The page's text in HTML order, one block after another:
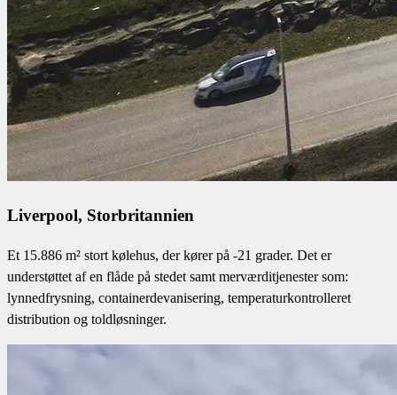
Liverpool, Storbritannien
Et 15.886 m² stort kølehus, der kører på -21 grader. Det er
understøttet af en flåde på stedet samt merværditjenester som:
lynnedfrysning, containerdevanisering, temperaturkontrolleret
distribution og toldløsninger.